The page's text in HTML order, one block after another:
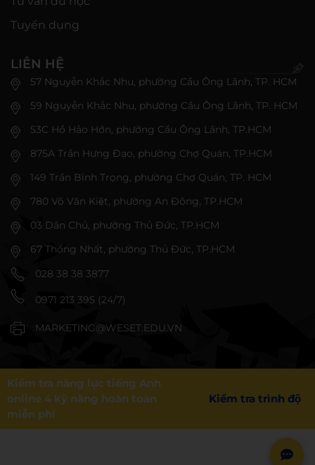
Tuyển dụng
LIÊN HỆ
57 Nguyễn Khắc Nhu, phường Cầu Ông Lãnh, TP. HCM
59 Nguyễn Khắc Nhu, phường Cầu Ông Lãnh, TP. HCM
53C Hồ Hảo Hớn, phường Cầu Ông Lãnh, TP.HCM
875A Trần Hưng Đạo, phường Chợ Quán, TP.HCM
149 Trần Bình Trọng, phường Chợ Quán, TP. HCM
780 Võ Văn Kiệt, phường An Đông, TP.HCM
03 Dân Chủ, phường Thủ Đức, TP.HCM
67 Thống Nhất, phường Thủ Đức, TP.HCM
028 38 38 3877
0971 213 395 (24/7)
MARKETING@WESET.EDU.VN
Kiểm tra năng lực tiếng Anh
online 4 kỹ năng hoàn toàn
miễn phí
Kiểm tra trình độ